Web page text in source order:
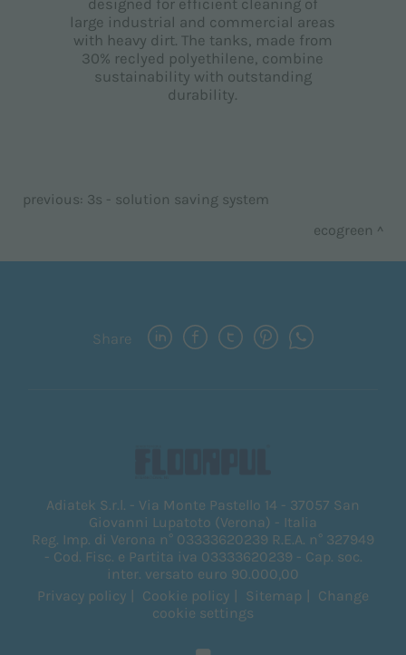
designed for efficient cleaning of
large industrial and commercial areas
with heavy dirt. The tanks, made from
30% reclyed polyethilene, combine
sustainability with outstanding
durability.
previous: 3s - solution saving system
ecogreen
Share
Adiatek S.r.l. - Via Monte Pastello 14 - 37057 San
Giovanni Lupatoto (Verona) - Italia
Reg. Imp. di Verona n° 03333620239 R.E.A. n° 327949
- Cod. Fisc. e Partita iva 03333620239 - Cap. soc.
inter. versato euro 90.000,00
Privacy policy
Cookie policy Sitemap
Change
cookie settings